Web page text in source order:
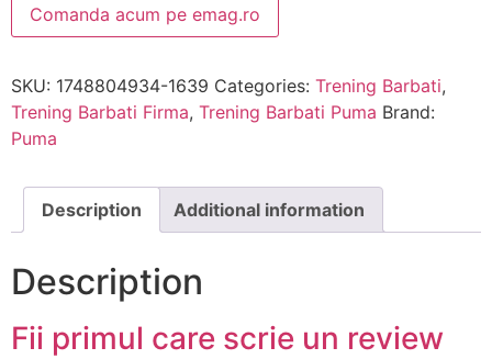
Comanda acum pe emag.ro
SKU: 1748804934-1639 Categories: Trening Barbati,
Trening Barbati Firma, Trening Barbati Puma Brand:
Puma
Description Additional information
Description
Fii primul care scrie un review